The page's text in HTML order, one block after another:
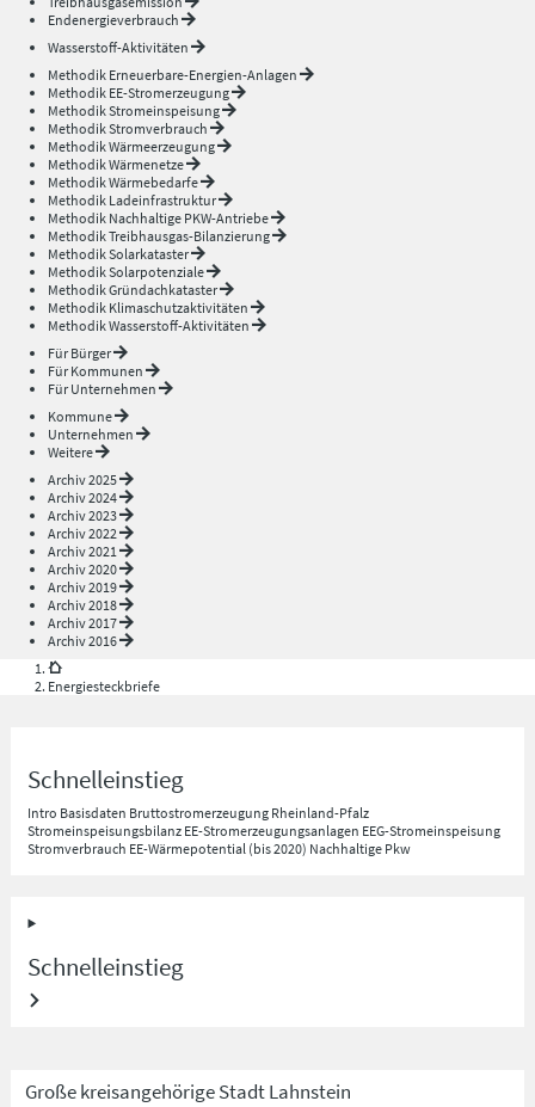
Endenergieverbrauch
Wasserstoff-Aktivitäten
Methodik Erneuerbare-Energien-Anlagen
Methodik EE-Stromerzeugung
Methodik Stromeinspeisung
Methodik Stromverbrauch
Methodik Wärmeerzeugung
Methodik Wärmenetze
Methodik Wärmebedarfe
Methodik Ladeinfrastruktur
Methodik Nachhaltige PKW-Antriebe
Methodik Treibhausgas-Bilanzierung
Methodik Solarkataster
Methodik Solarpotenziale
Methodik Gründachkataster
Methodik Klimaschutzaktivitäten
Methodik Wasserstoff-Aktivitäten
Für Bürger
Für Kommunen
Für Unternehmen
Kommune
Unternehmen
Weitere
Archiv 2025
Archiv 2024
Archiv 2023
Archiv 2022
Archiv 2021
Archiv 2020
Archiv 2019
Archiv 2018
Archiv 2017
Archiv 2016
Energiesteckbriefe
Schnelleinstieg
Intro Basisdaten Bruttostromerzeugung Rheinland-Pfalz
Stromeinspeisungsbilanz EE-Stromerzeugungsanlagen EEG-Stromeinspeisung
Stromverbrauch EE-Wärmepotential (bis 2020) Nachhaltige Pkw
Schnelleinstieg
Große kreisangehörige Stadt Lahnstein